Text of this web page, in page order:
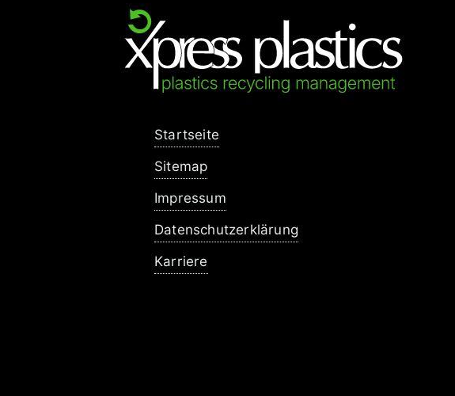
Navigation
überspringen
Startseite
Sitemap
Impressum
Datenschutzerklärung
Karriere